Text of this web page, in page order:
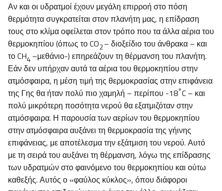
Αν και οι υδρατμοί έχουν μεγάλη επιρροή στο πόση
θερμότητα συγκρατείται στον πλανήτη μας, η επίδραση
τους στο κλίμα οφείλεται στον τρόπο που τα άλλα αέρια του
θερμοκηπίου (όπως το CO2– διοξείδιο του άνθρακα – και
το CH4 –μεθάνιο-) επηρεάζουν τη θέρμανση του πλανήτη.
Εάν δεν υπήρχαν αυτά τα αέρια του θερμοκηπίου στην
ατμόσφαιρα, η μέση τιμή της θερμοκρασίας στην επιφάνεια
της Γης θα ήταν πολύ πιο χαμηλή – περίπου -18°C – και
πολύ μικρότερη ποσότητα νερού θα εξατμιζόταν στην
ατμόσφαιρα. Η παρουσία των αερίων του θερμοκηπίου
στην ατμόσφαιρα αυξάνει τη θερμοκρασία της γήινης
επιφάνειας, με αποτέλεσμα την εξάτμιση του νερού. Αυτό
με τη σειρά του αυξάνει τη θέρμανση, λόγω της επίδρασης
των υδρατμών στο φαινόμενο του θερμοκηπίου και ούτω
καθεξής. Αυτός ο «φαύλος κύκλος», όπου διάφοροι